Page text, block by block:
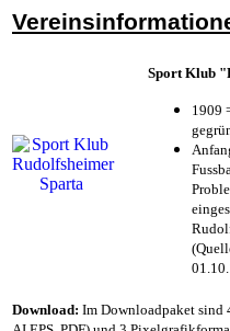
Sport Klub
1909
Download: Im Downloadpaket sind